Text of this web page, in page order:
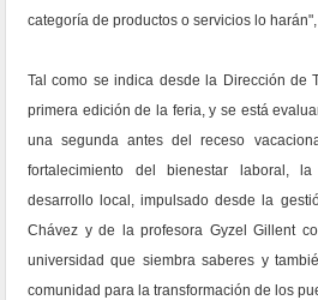
categoría de productos o servicios lo
Tal como se indica desde la Dirección de
primera edición de la feria, y se está
una segunda antes del receso
fortalecimiento del bienestar laboral,
desarrollo local, impulsado desde la
Chávez y de la profesora Gyzel Gillent
universidad que siembra saberes y
comunidad para la transformación de los